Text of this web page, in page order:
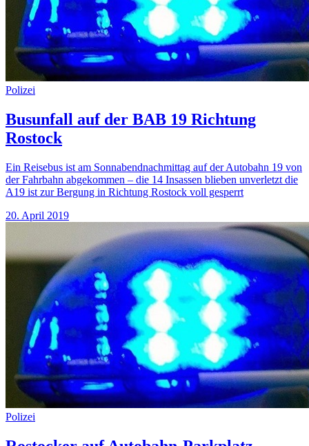
Polizei
Busunfall auf der BAB 19 Richtung
Rostock
Ein Reisebus ist am Sonnabendnachmittag auf der Autobahn 19 von
der Fahrbahn abgekommen – die 14 Insassen blieben unverletzt die
A19 ist zur Bergung in Richtung Rostock voll gesperrt
20. April 2019
Polizei